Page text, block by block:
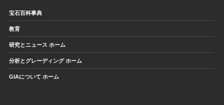
宝石百科事典
教育
研究とニュース ホーム
分析とグレーディング ホーム
GIAについて ホーム